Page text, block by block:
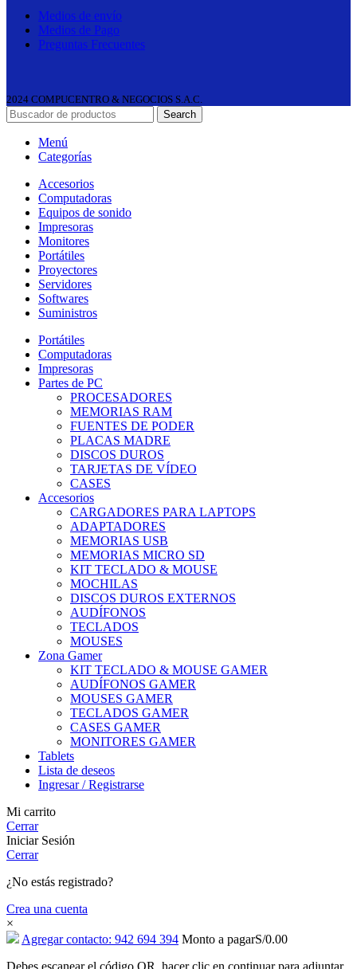
Medios de envío
Medios de Pago
Preguntas Frecuentes
2024 COMPUCENTRO & NEGOCIOS S.A.C.
Search
Menú
Categorías
Accesorios
Computadoras
Equipos de sonido
Impresoras
Monitores
Portátiles
Proyectores
Servidores
Softwares
Suministros
Portátiles
Computadoras
Impresoras
Partes de PC
PROCESADORES
MEMORIAS RAM
FUENTES DE PODER
PLACAS MADRE
DISCOS DUROS
TARJETAS DE VÍDEO
CASES
Accesorios
CARGADORES PARA LAPTOPS
ADAPTADORES
MEMORIAS USB
MEMORIAS MICRO SD
KIT TECLADO & MOUSE
MOCHILAS
DISCOS DUROS EXTERNOS
AUDÍFONOS
TECLADOS
MOUSES
Zona Gamer
KIT TECLADO & MOUSE GAMER
AUDÍFONOS GAMER
MOUSES GAMER
TECLADOS GAMER
CASES GAMER
MONITORES GAMER
Tablets
Lista de deseos
Ingresar / Registrarse
Mi carrito
Cerrar
Iniciar Sesión
Cerrar
¿No estás registrado?
Crea una cuenta
×
Agregar contacto: 942 694 394 Monto a pagarS/0.00
Debes escanear el código QR, hacer clic en continuar para adjuntar